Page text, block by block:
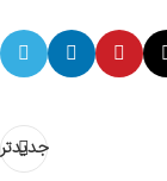
جدیدتر